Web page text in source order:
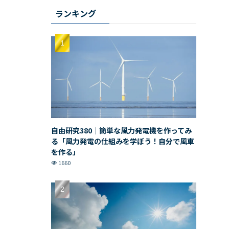
ランキング
自由研究380｜簡単な風力発電機を作ってみ
る「風力発電の仕組みを学ぼう！自分で風車
を作る」
1660